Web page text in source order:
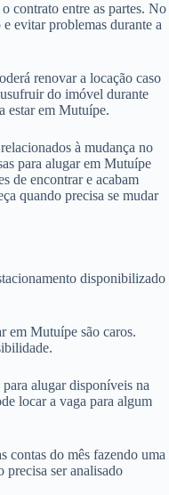
contrato entre as partes. No
e evitar problemas durante a
renovar a locação caso
do imóvel durante
estar em Mutuípe.
à mudança no
para alugar em Mutuípe
de encontrar e acabam
quando precisa se mudar
disponibilizado
em Mutuípe são caros.
alugar disponíveis na
locar a vaga para algum
contas do mês fazendo uma
precisa ser analisado